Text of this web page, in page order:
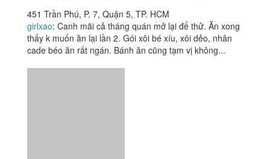
451 Trần Phú, P. 7, Quận 5, TP. HCM
girlxao: Canh mãi cả tháng quán mở lại để thử. Ăn xong
thấy k muốn ăn lại lần 2. Gói xôi bé xíu, xôi dẻo, nhân
cade béo ăn rất ngán. Bánh ăn cũng tạm vị không...